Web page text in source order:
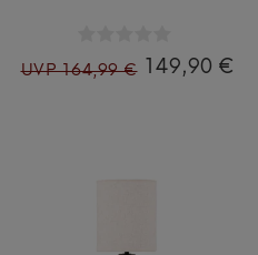
UVP 164,99 € 149,90 €